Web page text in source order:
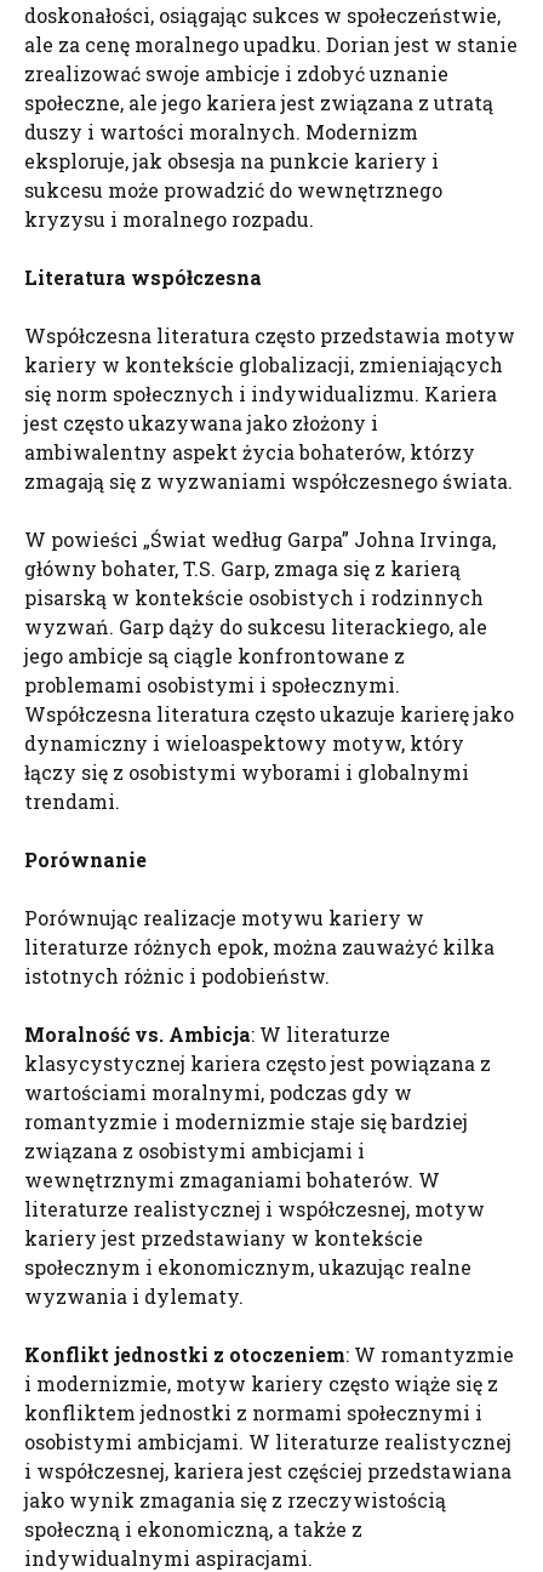
doskonałości, osiągając sukces w społeczeństwie,
ale za cenę moralnego upadku. Dorian jest w stanie
zrealizować swoje ambicje i zdobyć uznanie
społeczne, ale jego kariera jest związana z utratą
duszy i wartości moralnych. Modernizm
eksploruje, jak obsesja na punkcie kariery i
sukcesu może prowadzić do wewnętrznego
kryzysu i moralnego rozpadu.
Literatura współczesna
Współczesna literatura często przedstawia motyw
kariery w kontekście globalizacji, zmieniających
się norm społecznych i indywidualizmu. Kariera
jest często ukazywana jako złożony i
ambiwalentny aspekt życia bohaterów, którzy
zmagają się z wyzwaniami współczesnego świata.
W powieści „Świat według Garpa” Johna Irvinga,
główny bohater, T.S. Garp, zmaga się z karierą
pisarską w kontekście osobistych i rodzinnych
wyzwań. Garp dąży do sukcesu literackiego, ale
jego ambicje są ciągle konfrontowane z
problemami osobistymi i społecznymi.
Współczesna literatura często ukazuje karierę jako
dynamiczny i wieloaspektowy motyw, który
łączy się z osobistymi wyborami i globalnymi
trendami.
Porównanie
Porównując realizacje motywu kariery w
literaturze różnych epok, można zauważyć kilka
istotnych różnic i podobieństw.
Moralność vs. Ambicja: W literaturze
klasycystycznej kariera często jest powiązana z
wartościami moralnymi, podczas gdy w
romantyzmie i modernizmie staje się bardziej
związana z osobistymi ambicjami i
wewnętrznymi zmaganiami bohaterów. W
literaturze realistycznej i współczesnej, motyw
kariery jest przedstawiany w kontekście
społecznym i ekonomicznym, ukazując realne
wyzwania i dylematy.
Konflikt jednostki z otoczeniem: W romantyzmie
i modernizmie, motyw kariery często wiąże się z
konfliktem jednostki z normami społecznymi i
osobistymi ambicjami. W literaturze realistycznej
i współczesnej, kariera jest częściej przedstawiana
jako wynik zmagania się z rzeczywistością
społeczną i ekonomiczną, a także z
indywidualnymi aspiracjami.